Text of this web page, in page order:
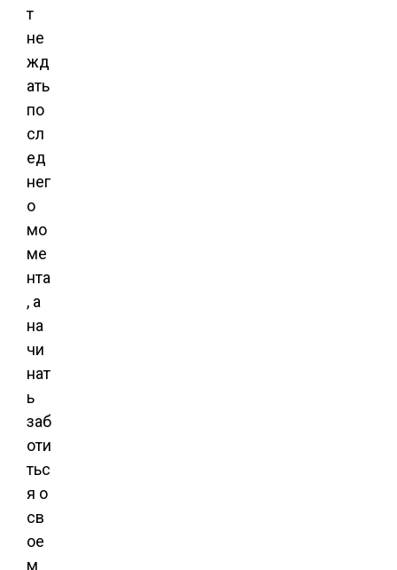
т
не
жд
ать
по
сл
ед
нег
о
мо
ме
нта
, а
на
чи
нат
ь
заб
оти
тьс
я о
св
ое
м